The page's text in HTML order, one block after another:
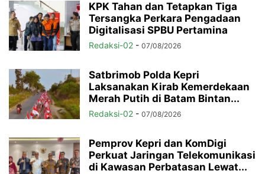
KPK Tahan dan Tetapkan Tiga
Tersangka Perkara Pengadaan
Digitalisasi SPBU Pertamina
Redaksi-02 - 07/08/2026
Satbrimob Polda Kepri
Laksanakan Kirab Kemerdekaan
Merah Putih di Batam Bintan...
Redaksi-02 - 07/08/2026
Pemprov Kepri dan KomDigi
Perkuat Jaringan Telekomunikasi
di Kawasan Perbatasan Lewat...